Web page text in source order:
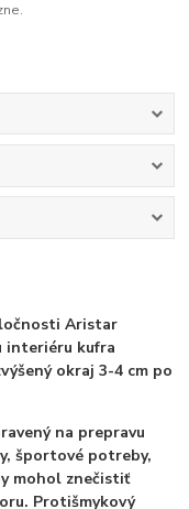
Aristar
interiéru kufra
okraj 3-4 cm po
na prepravu
športové potreby,
mohol znečistiť
Protišmykový